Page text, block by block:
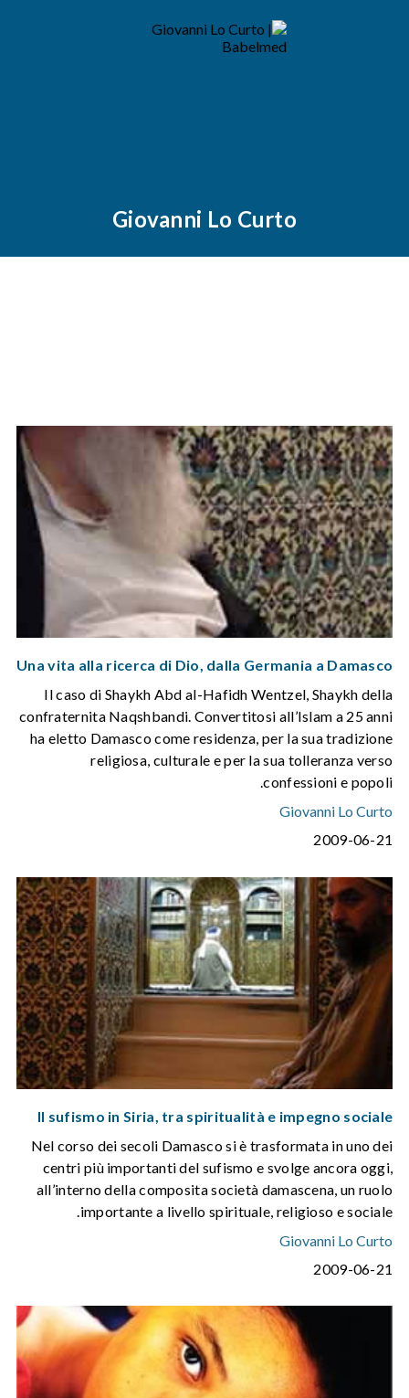
Giovanni Lo Curto
Una vita alla ricerca di Dio, dalla Germania a Damasco
Il caso di Shaykh Abd al-Hafidh Wentzel, Shaykh della
confraternita Naqshbandi. Convertitosi all’Islam a 25 anni
ha eletto Damasco come residenza, per la sua tradizione
religiosa, culturale e per la sua tolleranza verso
confessioni e popoli.
Giovanni Lo Curto
2009-06-21
Il sufismo in Siria, tra spiritualità e impegno sociale
Nel corso dei secoli Damasco si è trasformata in uno dei
centri più importanti del sufismo e svolge ancora oggi,
all’interno della composita società damascena, un ruolo
importante a livello spirituale, religioso e sociale.
Giovanni Lo Curto
2009-06-21